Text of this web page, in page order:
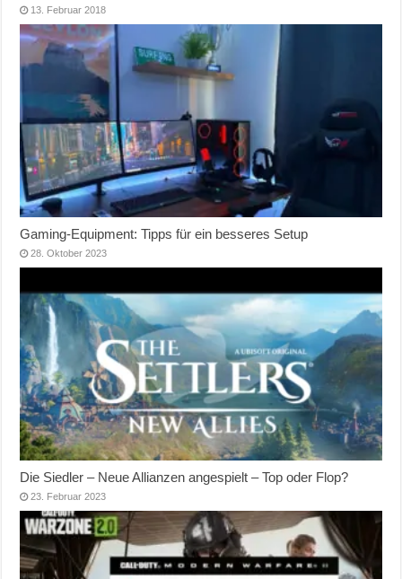
13. Februar 2018
Gaming-Equipment: Tipps für ein besseres Setup
28. Oktober 2023
Die Siedler – Neue Allianzen angespielt – Top oder Flop?
23. Februar 2023